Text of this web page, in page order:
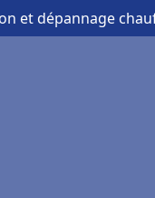
et dépannage